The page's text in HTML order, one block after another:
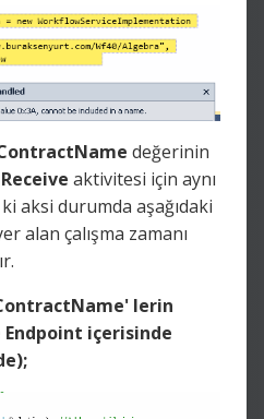
değerinin
Receive aktivitesi için aynı
aksi durumda aşağıdaki
alan çalışma zamanı
lerin
içerisinde